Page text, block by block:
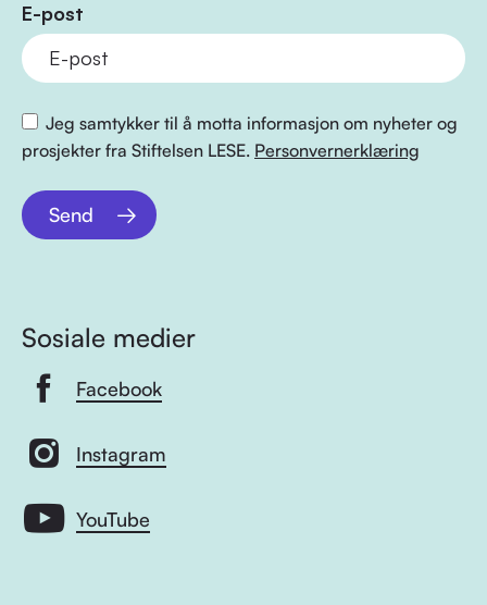
E-post
Jeg samtykker til å motta informasjon om nyheter og
prosjekter fra Stiftelsen LESE. Personvernerklæring
Send
Sosiale medier
Facebook
Instagram
YouTube